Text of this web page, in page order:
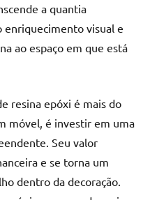
a quantia
enriquecimento visual e
ao espaço em que está
resina epóxi é mais do
móvel, é investir em uma
Seu valor
e se torna um
dentro da decoração.